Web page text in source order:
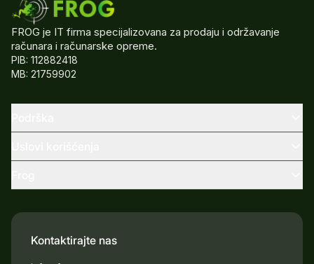
FROG je IT firma specijalizovana za prodaju i održavanje
računara i računarske opreme.
PIB: 112882418
MB: 21759902
Kontaktirajte nas